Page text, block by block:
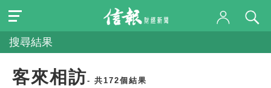
搜尋結果
客來相訪- 共172個結果